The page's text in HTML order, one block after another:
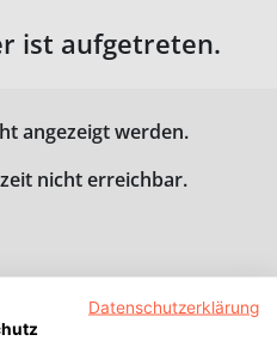
ist aufgetreten.
angezeigt werden.
nicht erreichbar.
Datenschutzerklärung